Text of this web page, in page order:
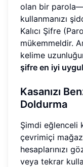
olan bir
kullanmanızı
Kalıcı Şifre
mükemmeldir.
kelime
şifre en iyi
Kasanızı
Doldurma
Şimdi eğlenceli
çevrimiçi
hesaplarınızı
veya tekrar